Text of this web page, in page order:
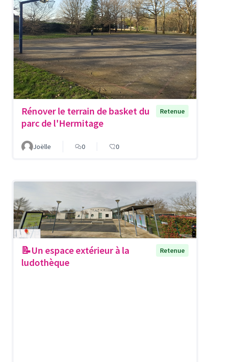
Rénover le terrain de basket du
parc de l'Hermitage
Retenue
Joëlle 0 0
📝Un espace extérieur à la
ludothèque
Retenue